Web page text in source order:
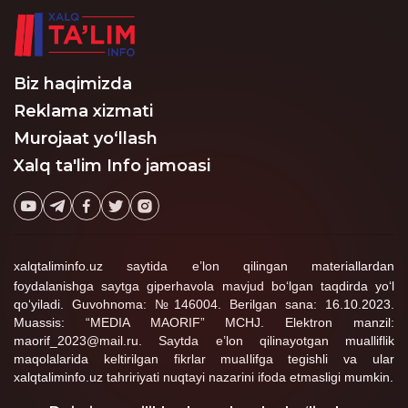
o‘zgartirishlar kiritadi.
Biz haqimizda
Reklama xizmati
Murojaat yo‘llash
Xalq ta'lim Info jamoasi
xalqtaliminfo.uz saytida e’lon qilingan materiallardan
foydalanishga saytga giperhavola mavjud bo‘lgan taqdirda yo‘l
qo‘yiladi. Guvohnoma: №146004. Berilgan sana: 16.10.2023.
Muassis: “MEDIA MAORIF” MCHJ. Elektron manzil:
maorif_2023@mail.ru. Saytda e’lon qilinayotgan mualliflik
maqolalarida keltirilgan fikrlar muallifga tegishli va ular
xalqtaliminfo.uz tahririyati nuqtayi nazarini ifoda etmasligi mumkin.